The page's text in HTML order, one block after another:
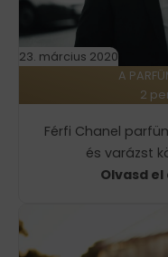
23. március 2020
A
2
Férfi Chanel
és varázst
Olvasd